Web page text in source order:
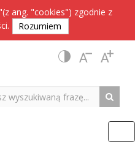
ang. "cookies") zgodnie z
. Rozumiem